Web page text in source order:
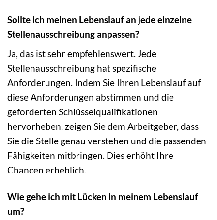
Sollte ich meinen Lebenslauf an jede einzelne
Stellenausschreibung anpassen?
Ja, das ist sehr empfehlenswert. Jede
Stellenausschreibung hat spezifische
Anforderungen. Indem Sie Ihren Lebenslauf auf
diese Anforderungen abstimmen und die
geforderten Schlüsselqualifikationen
hervorheben, zeigen Sie dem Arbeitgeber, dass
Sie die Stelle genau verstehen und die passenden
Fähigkeiten mitbringen. Dies erhöht Ihre
Chancen erheblich.
Wie gehe ich mit Lücken in meinem Lebenslauf
um?